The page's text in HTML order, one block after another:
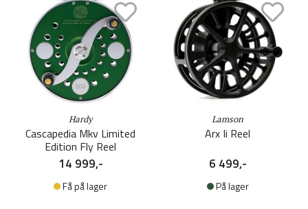
Hardy
Cascapedia Mkv Limited
Edition Fly Reel
14 999,-
Få på lager
Lamson
Arx Ii Reel
6 499,-
På lager